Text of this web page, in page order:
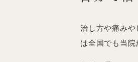
治し方や痛み
は全国でも当院